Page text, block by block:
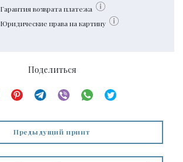
Гарантия возврата платежа
Юридические права на картину
Поделиться
Предыдущий принт